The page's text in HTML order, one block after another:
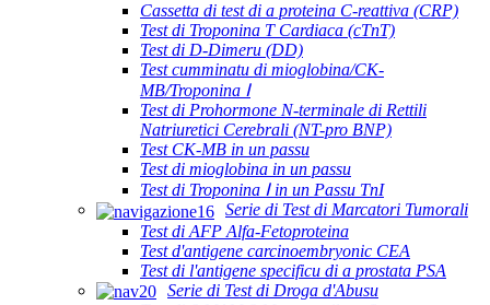
Cassetta di test di a proteina C-reattiva (CRP)
Test di Troponina T Cardiaca (cTnT)
Test di D-Dimeru (DD)
Test cumminatu di mioglobina/CK-
MB/Troponina Ⅰ
Test di Prohormone N-terminale di Rettili
Natriuretici Cerebrali (NT-pro BNP)
Test CK-MB in un passu
Test di mioglobina in un passu
Test di Troponina Ⅰ in un Passu TnI
Serie di Test di Marcatori Tumorali
Test di AFP Alfa-Fetoproteina
Test d'antigene carcinoembryonic CEA
Test di l'antigene specificu di a prostata PSA
Serie di Test di Droga d'Abusu